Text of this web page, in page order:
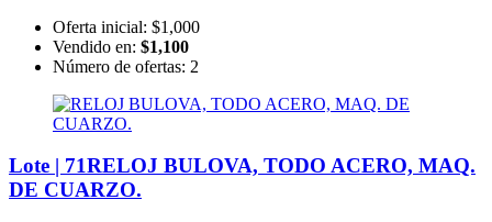
Oferta inicial: $1,000
Vendido en: $1,100
Número de ofertas: 2
Lote | 71RELOJ BULOVA, TODO ACERO, MAQ.
DE CUARZO.